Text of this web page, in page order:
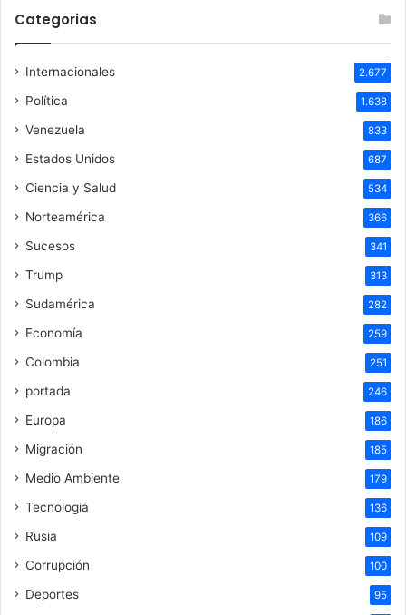
Categorias
Internacionales 2.677
Política 1.638
Venezuela 833
Estados Unidos 687
Ciencia y Salud 534
Norteamérica 366
Sucesos 341
Trump 313
Sudamérica 282
Economía 259
Colombia 251
portada 246
Europa 186
Migración 185
Medio Ambiente 179
Tecnologia 136
Rusia 109
Corrupción 100
Deportes 95